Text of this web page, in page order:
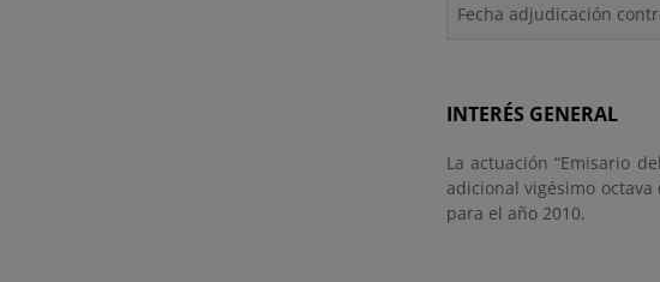
Fecha adjudicación
INTERÉS GENERAL
La actuación “Emisario
adicional vigésimo
para el año 2010.